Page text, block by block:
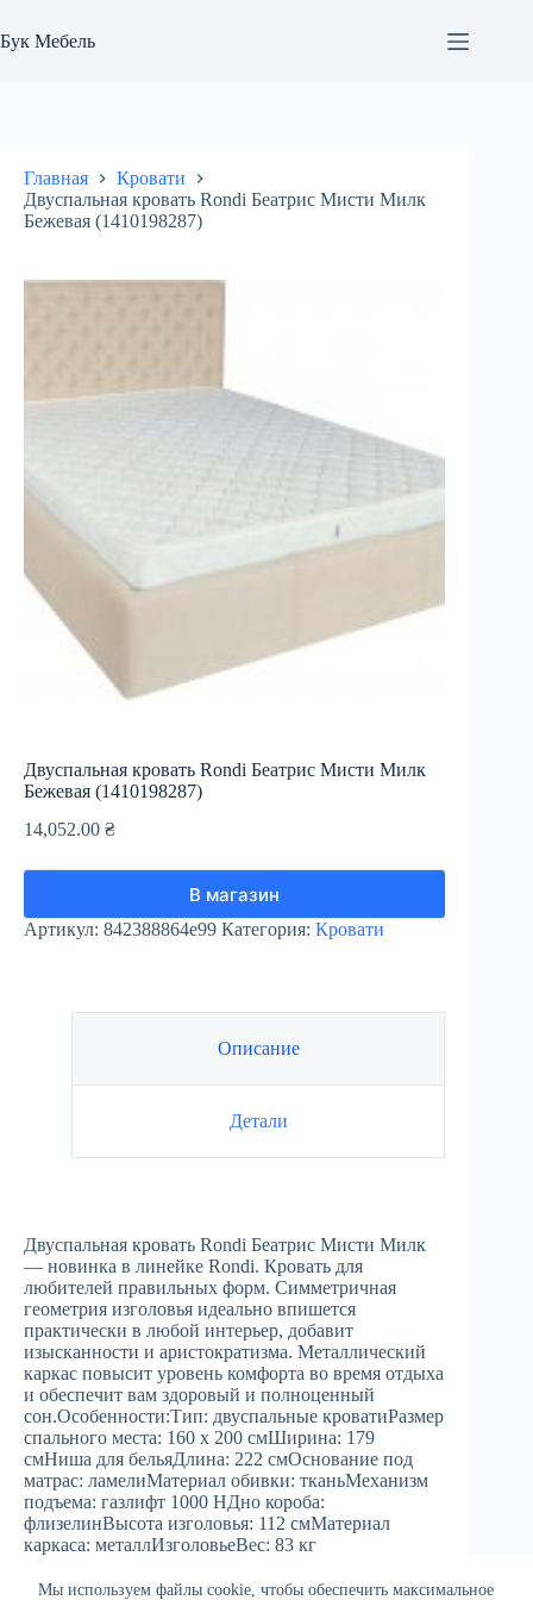
к
сути
Мы используем файлы cookie, чтобы обеспечить максимальное
Бук Мебель
Главная
Кровати
Двуспальная кровать Rondi Беатрис Мисти Милк
Бежевая (1410198287)
Двуспальная кровать Rondi Беатрис Мисти Милк
Бежевая (1410198287)
14,052.00 ₴
В магазин
Артикул: 842388864e99 Категория: Кровати
Описание
Детали
Двуспальная кровать Rondi Беатрис Мисти Милк
— новинка в линейке Rondi. Кровать для
любителей правильных форм. Симметричная
геометрия изголовья идеально впишется
практически в любой интерьер, добавит
изысканности и аристократизма. Металлический
каркас повысит уровень комфорта во время отдыха
и обеспечит вам здоровый и полноценный
сон.Особенности:Тип: двуспальные кроватиРазмер
спального места: 160 х 200 смШирина: 179
смНиша для бельяДлина: 222 смОснование под
матрас: ламелиМатериал обивки: тканьМеханизм
подъема: газлифт 1000 НДно короба:
флизелинВысота изголовья: 112 смМатериал
каркаса: металлИзголовьеВес: 83 кг